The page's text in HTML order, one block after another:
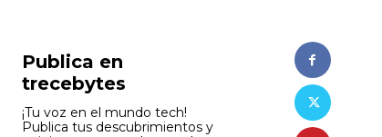
Publica en
trecebytes
¡Tu voz en el mundo tech!
Publica tus descubrimientos y